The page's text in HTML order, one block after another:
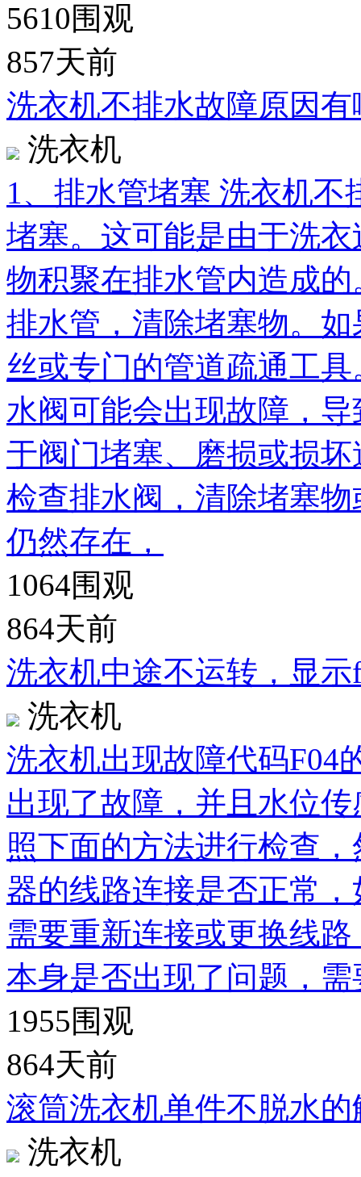
5610围观
857天前
洗衣机不排水故障原因有
洗衣机
1、排水管堵塞 洗衣机
堵塞。这可能是由于洗
物积聚在排水管内造成
排水管，清除堵塞物。
丝或专门的管道疏通工
水阀可能会出现故障，
于阀门堵塞、磨损或损
检查排水阀，清除堵塞
仍然存在，
1064围观
864天前
洗衣机中途不运转，显
洗衣机
洗衣机出现故障代码F04
出现了故障，并且水位
照下面的方法进行检查
器的线路连接是否正常
需要重新连接或更换线
本身是否出现了问题，
1955围观
864天前
滚筒洗衣机单件不脱水
洗衣机